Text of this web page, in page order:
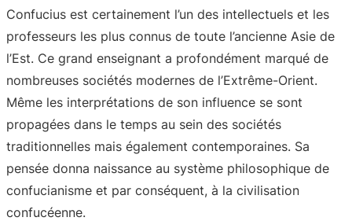
Confucius est certainement l’un des intellectuels et les
professeurs les plus connus de toute l’ancienne Asie de
l’Est. Ce grand enseignant a profondément marqué de
nombreuses sociétés modernes de l’Extrême-Orient.
Même les interprétations de son influence se sont
propagées dans le temps au sein des sociétés
traditionnelles mais également contemporaines. Sa
pensée donna naissance au système philosophique de
confucianisme et par conséquent, à la civilisation
confucéenne.